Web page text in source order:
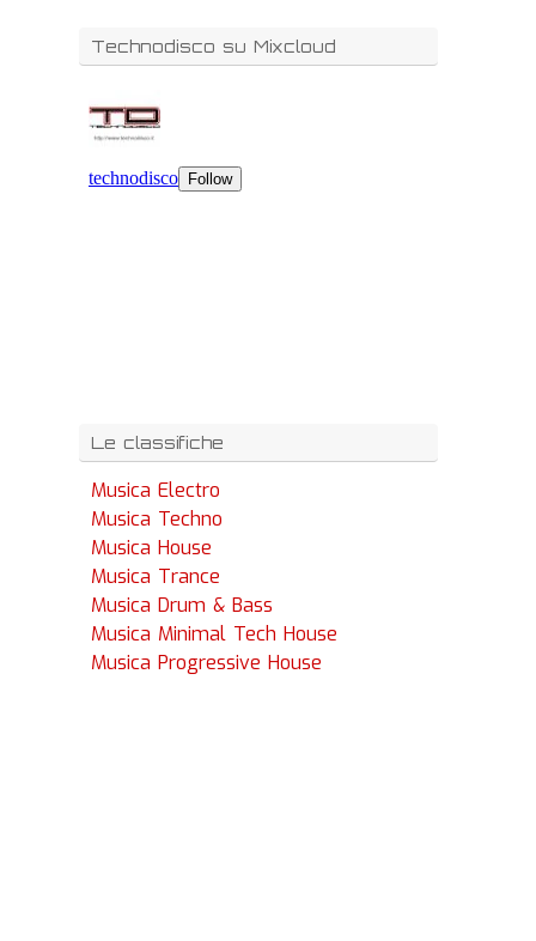
Technodisco su Mixcloud
Le classifiche
Musica Electro
Musica Techno
Musica House
Musica Trance
Musica Drum & Bass
Musica Minimal Tech House
Musica Progressive House